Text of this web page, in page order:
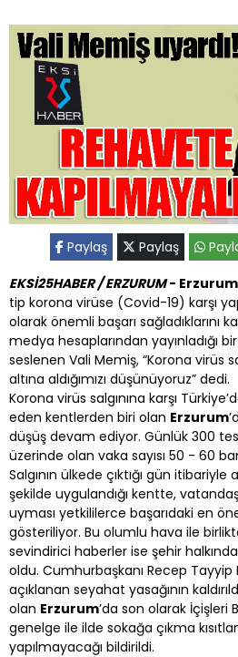
Paylaş Paylaş
EKSİ25HABER / ERZURUM- Erzurum
tip korona virüse (Covid-19) karşı
olarak önemli başarı sağladıklarını
medya hesaplarından yayınladığı
seslenen Vali Memiş, “Korona virüs
altına aldığımızı düşünüyoruz” dedi.
Korona virüs salgınına karşı
eden kentlerden biri olan Erzurum
düşüş devam ediyor. Günlük 300
üzerinde olan vaka sayısı 50 - 60
Salgının ülkede çıktığı gün itibariyle
şekilde uygulandığı kentte,
uyması yetkililerce başarıdaki en
gösteriliyor. Bu olumlu hava ile
sevindirici haberler ise şehir
oldu. Cumhurbaşkanı Recep
açıklanan seyahat yasağının
olan Erzurum’da son olarak İçişleri
genelge ile ilde sokağa çıkma
yapılmayacağı bildirildi.